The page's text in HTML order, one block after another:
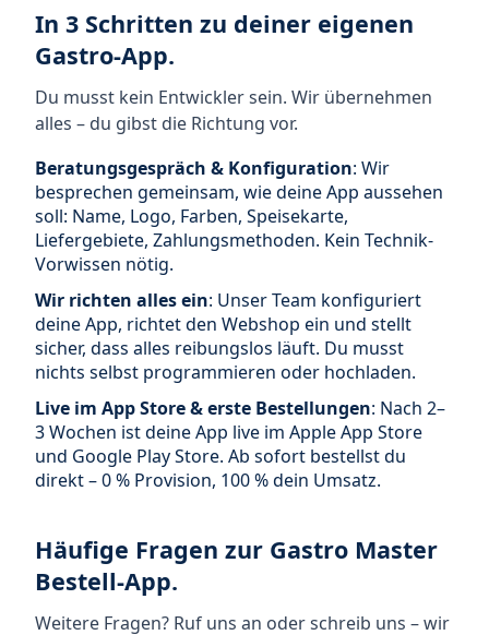
In 3 Schritten zu deiner eigenen
Gastro-App.
Du musst kein Entwickler sein. Wir übernehmen
alles – du gibst die Richtung vor.
Beratungsgespräch & Konfiguration: Wir
besprechen gemeinsam, wie deine App aussehen
soll: Name, Logo, Farben, Speisekarte,
Liefergebiete, Zahlungsmethoden. Kein Technik-
Vorwissen nötig.
Wir richten alles ein: Unser Team konfiguriert
deine App, richtet den Webshop ein und stellt
sicher, dass alles reibungslos läuft. Du musst
nichts selbst programmieren oder hochladen.
Live im App Store & erste Bestellungen: Nach 2–
3 Wochen ist deine App live im Apple App Store
und Google Play Store. Ab sofort bestellst du
direkt – 0 % Provision, 100 % dein Umsatz.
Häufige Fragen zur Gastro Master
Bestell-App.
Weitere Fragen? Ruf uns an oder schreib uns – wir